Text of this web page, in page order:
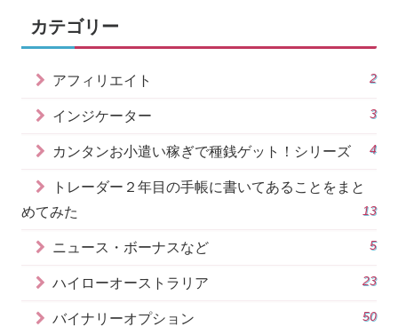
カテゴリー
アフィリエイト 2
インジケーター 3
カンタンお小遣い稼ぎで種銭ゲット！シリーズ 4
トレーダー２年目の手帳に書いてあることをまと
めてみた
13
ニュース・ボーナスなど 5
ハイローオーストラリア 23
バイナリーオプション 50